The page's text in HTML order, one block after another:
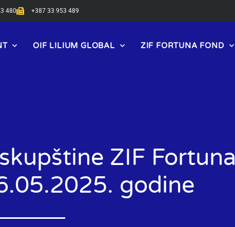
480 +387 33 953 489
OIF LILIUM GLOBAL ZIF FORTUNA FOND
ZIF Fortuna
godine